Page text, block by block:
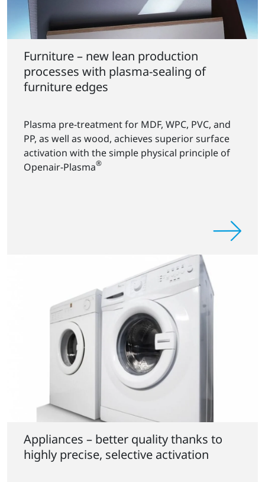
Furniture – new lean production
processes with plasma-sealing of
furniture edges
Plasma pre-treatment for MDF, WPC, PVC, and
PP, as well as wood, achieves superior surface
activation with the simple physical principle of
Openair-Plasma®
Appliances – better quality thanks to
highly precise, selective activation